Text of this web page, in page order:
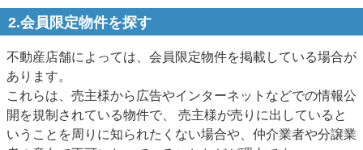
2.会員限定物件を探す
不動産店舗によっては、会員限定物件を掲載している場合が
あります。
これらは、売主様から広告やインターネットなどでの情報公
開を規制されている物件で、 売主様が売りに出していると
いうことを周りに知られたくない場合や、仲介業者や分譲業